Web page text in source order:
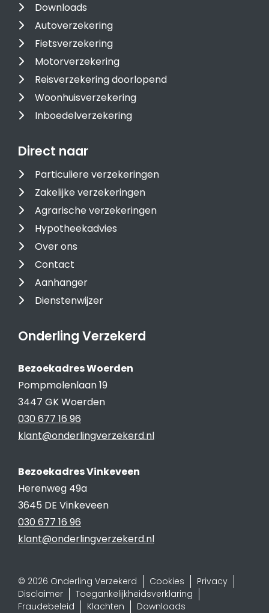
Downloads
Autoverzekering
Fietsverzekering
Motorverzekering
Reisverzekering doorlopend
Woonhuisverzekering
Inboedelverzekering
Direct naar
Particuliere verzekeringen
Zakelijke verzekeringen
Agrarische verzekeringen
Hypotheekadvies
Over ons
Contact
Aanhanger
Dienstenwijzer
Onderling Verzekerd
Bezoekadres Woerden
Pompmolenlaan 19
3447 GK Woerden
030 677 16 96
klant@onderlingverzekerd.nl
Bezoekadres Vinkeveen
Herenweg 49a
3645 DE Vinkeveen
030 677 16 96
klant@onderlingverzekerd.nl
© 2026 Onderling Verzekerd Cookies
Privacy
Disclaimer
Toegankelijkheidsverklaring
Fraudebeleid
Klachten Downloads